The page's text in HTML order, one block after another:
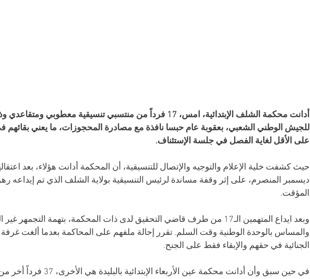
أدانت محكمة الشلف الإبتدائية، امس، 17 فرداً من منتسبي تنسيقية معطوبي
للجيش الوطني الشعبي، بعقوبة عام حبسا نافذة مع مصادرة المحجوزات، ما يعني
على الأقل لغاية الفصل في جلسة الإستئناف.
حيث كشفت خلية الإعلام والتوجيه والإتصال للتنسيقية، أن المحكمة أدانت هؤلاء، بعد
ديسمبر المنصرم، على إثر وقفة مساندة لرئيس التنسيقية بولاية الشلف الذي تم إيداعه
المؤقت.
وبعد ايداع المتهمين الـ17 من طرف قاضي التحقيق لدى ذات المحكمة، بتهمة التجمهر
والمساس بالوحدة الوطنية وقت السلم. تقرر إحالة ملفهم على المحاكمة بعدما ألغت غرفة
الجنائية في حقهم والإبقاء فقط على الجنح.
في حين سبق وأن أدانت
محكمة عين الأربعاء الإبتدائية